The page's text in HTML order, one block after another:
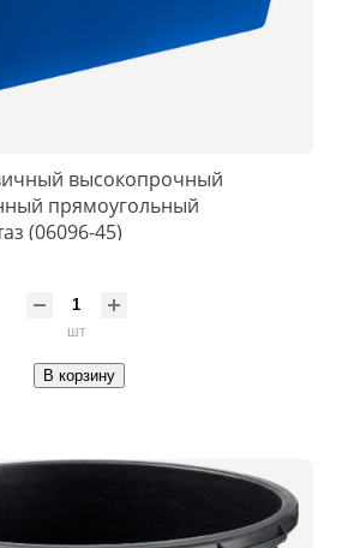
высокопрочный
прямоугольный
(06096-45)
шт
В корзину